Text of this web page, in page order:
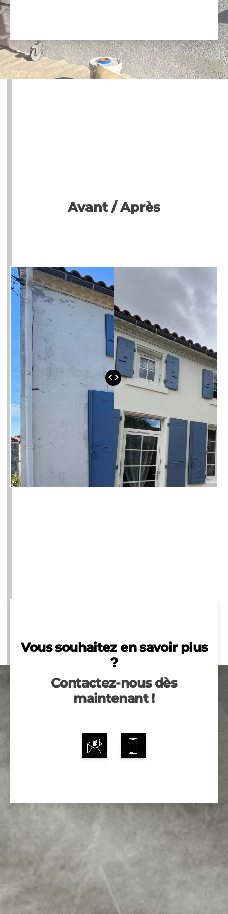
Avant / Après
Vous souhaitez en savoir plus
?
Contactez-nous dès
maintenant !